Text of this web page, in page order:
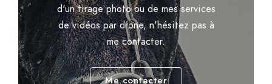
d'un tirage photo ou de mes services
de vidéos par drone, n'hésitez pas à
me contacter.
Me contacter